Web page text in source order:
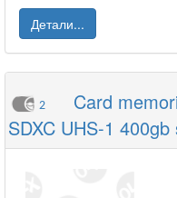
Детали...
2
Card
SDXC UHS-1 400gb